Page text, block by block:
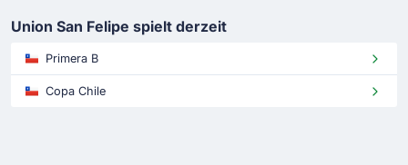
Union San Felipe spielt derzeit
Primera B
Copa Chile